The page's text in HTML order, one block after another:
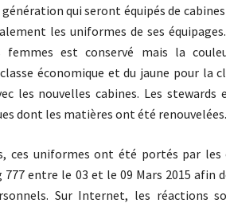
génération qui seront équipés de
les uniformes de ses
est conservé mais la
économique et du jaune pour la
les nouvelles cabines. Les
dont les matières ont été renouvelées.
ces uniformes ont été portés par les
entre le 03 et le 09 Mars 2015 afin
Sur Internet, les réactions